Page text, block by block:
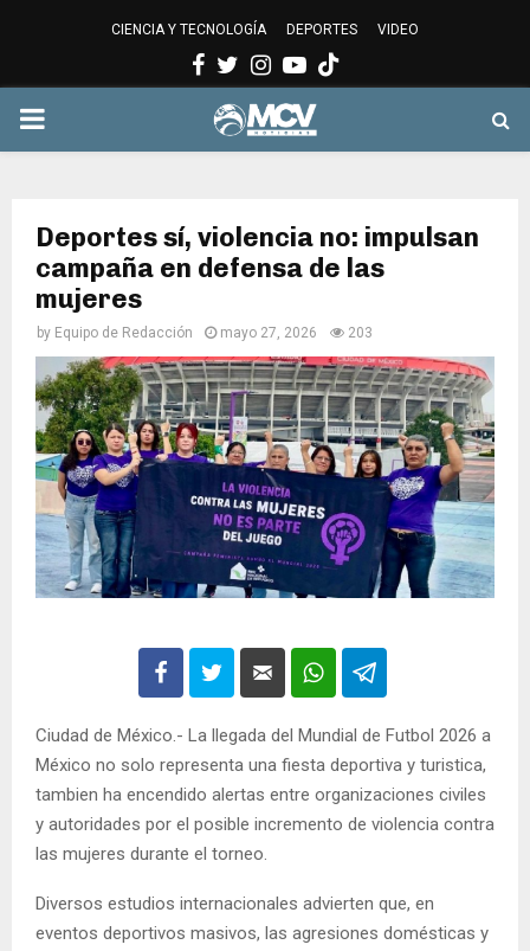
CIENCIA Y TECNOLOGÍA DEPORTES VIDEO
Facebook
Twitter
Instagram
Youtube
PRIMARY
Deportes sí, violencia no: impulsan
campaña en defensa de las
mujeres
by Equipo de Redacción mayo 27, 2026 203
Ciudad de México.- La llegada del Mundial de Futbol 2026 a
México no solo representa una fiesta deportiva y turistica,
tambien ha encendido alertas entre organizaciones civiles
y autoridades por el posible incremento de violencia contra
las mujeres durante el torneo.
Diversos estudios internacionales advierten que, en
eventos deportivos masivos, las agresiones domésticas y